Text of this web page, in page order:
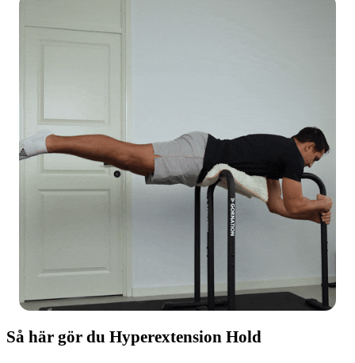
Så här gör du Hyperextension Hold